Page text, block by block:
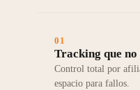
01
Tracking que no
Control total por
espacio para fallos.